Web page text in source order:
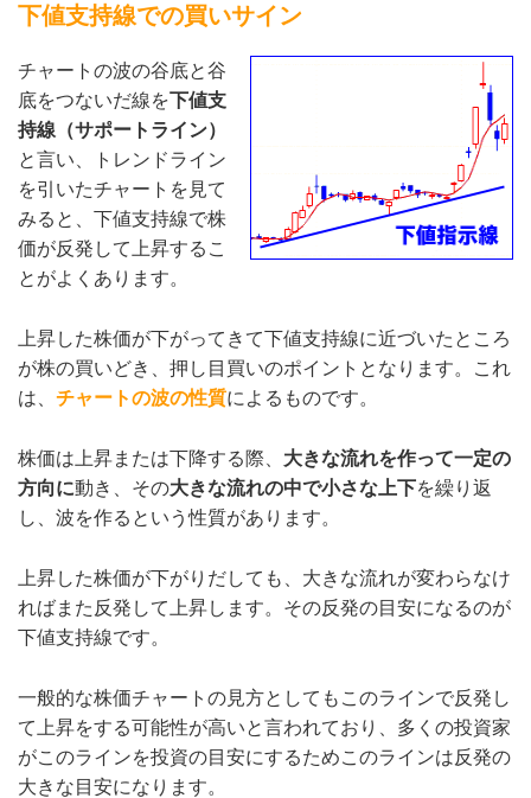
下値支持線での買いサイン
チャートの波の谷底と谷
底をつないだ線を下値支
持線（サポートライン）
と言い、トレンドライン
を引いたチャートを見て
みると、下値支持線で株
価が反発して上昇するこ
とがよくあります。
上昇した株価が下がってきて下値支持線に近づいたところ
が株の買いどき、押し目買いのポイントとなります。これ
は、 チャートの波の性質によるものです。
株価は上昇または下降する際、 大きな流れを作って一定の
方向に動き、その大きな流れの中で小さな上下を繰り返
し、波を作るという性質があります。
上昇した株価が下がりだしても、大きな流れが変わらなけ
ればまた反発して上昇します。その反発の目安になるのが
下値支持線です。
一般的な株価チャートの見方としてもこのラインで反発し
て上昇をする可能性が高いと言われており、多くの投資家
がこのラインを投資の目安にするためこのラインは反発の
大きな目安になります。